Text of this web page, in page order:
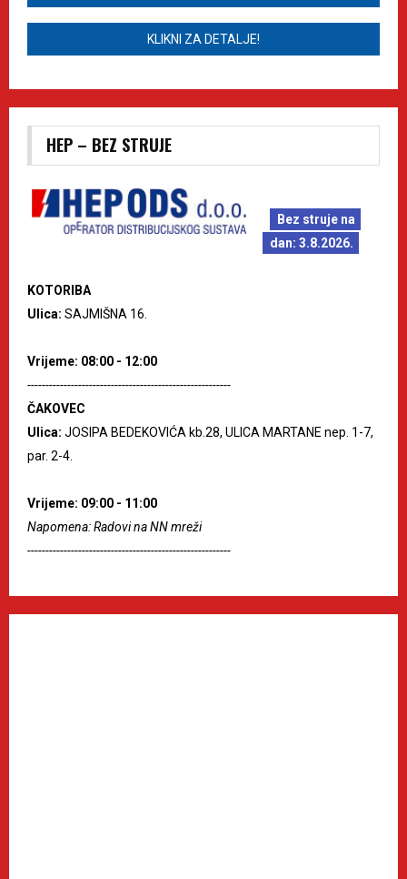
KLIKNI ZA DETALJE!
HEP – BEZ STRUJE
Bez struje na
dan: 3.8.2026.
KOTORIBA
Ulica: SAJMIŠNA 16.
Vrijeme: 08:00 - 12:00
--------------------------------------------------------
ČAKOVEC
Ulica: JOSIPA BEDEKOVIĆA kb.28, ULICA MARTANE nep. 1-7,
par. 2-4.
Vrijeme: 09:00 - 11:00
Napomena: Radovi na NN mreži
--------------------------------------------------------